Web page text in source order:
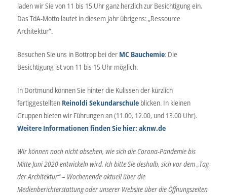
laden wir Sie von 11 bis 15 Uhr ganz herzlich zur Besichtigung ein.
Das TdA-Motto lautet in diesem Jahr übrigens: „Ressource
Architektur“.
Besuchen Sie uns in Bottrop bei der MC Bauchemie: Die
Besichtigung ist von 11 bis 15 Uhr möglich.
In Dortmund können Sie hinter die Kulissen der kürzlich
fertiggestellten Reinoldi Sekundarschuleblicken. In kleinen
Gruppen bieten wir Führungen an (11.00, 12.00, und 13.00 Uhr).
Weitere Informationen finden Sie hier: aknw.de
Wir können noch nicht absehen, wie sich die Corona-Pandemie bis
Mitte Juni 2020 entwickeln wird. Ich bitte Sie deshalb, sich vor dem „Tag
der Architektur“ – Wochenende aktuell über die
Medienberichterstattung oder unserer Website über die Öffnungszeiten